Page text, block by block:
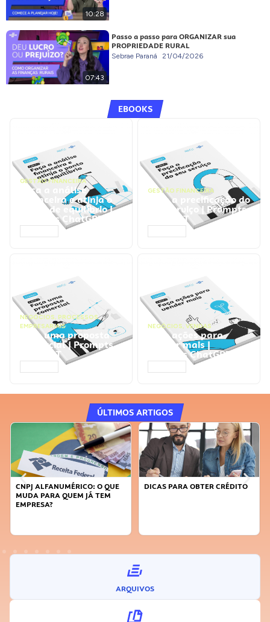
10:28
07:43
Passo a passo para ORGANIZAR sua
PROPRIEDADE RURAL
Sebrae Paraná 21/04/2026
EBOOKS
GESTÃO FINANCEIRA
Faça a análise
financeira e atinja o
ponto de equilíbrio |
Prompts ChatGPT
GESTÃO FINANCEIRA
Faça a precificação do
seu serviço | Prompts
ChatGPT
NEGÓCIOS, PROCESSOS
EMPRESARIAIS
Faça uma proposta
comercial | Prompts
ChatGPT
NEGÓCIOS, VENDAS
Faça ações para
vender mais |
Prompts ChatGPT
ÚLTIMOS ARTIGOS
DICAS PARA OBTER CRÉDITO
FAÇA A DIFERENÇA: SEJA
ARQUIVOS